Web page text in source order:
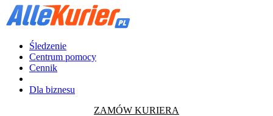
Śledzenie
Centrum pomocy
Cennik
Dla biznesu
ZAMÓW KURIERA